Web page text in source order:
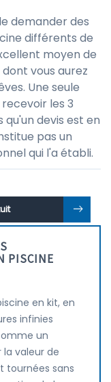
demander des
différents de
moyen de
vous aurez
Une seule
les 3
devis est en
pas un
qui l'a établi.
PISCINE
en kit, en
infinies
un
valeur de
tournées sans